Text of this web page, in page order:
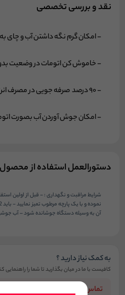
نقد و بررسی تخصصی
- امکان گرم نگه داشتن آب و چای
- خاموش کن اتومات در وضعیت
- 90 درصد صرفه جویی در مصرف انرژی
- امکان جوش آوردن آب بصورت
دستورالعمل استفاده از محصول
شرایط مراقبت و نگهداری : - قبل از اولین
آن به وسیله دستگاه جوشانده شود – آب
به کمک نیاز دارید ؟
کافیست با ما در میان بگذارید تا شما را راهنمایی
تماس بگیرید